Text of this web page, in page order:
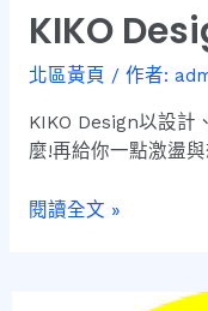
KIKO
北區黃頁 / 作者:
KIKO Design以設計
麼!再給你一點激盪
閱讀全文 »